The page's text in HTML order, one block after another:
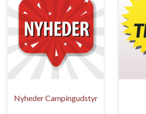
Nyheder Campingudstyr